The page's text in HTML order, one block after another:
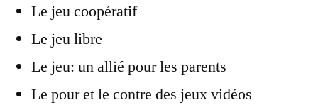
Le jeu coopératif
Le jeu libre
Le jeu: un allié pour les parents
Le pour et le contre des jeux vidéos